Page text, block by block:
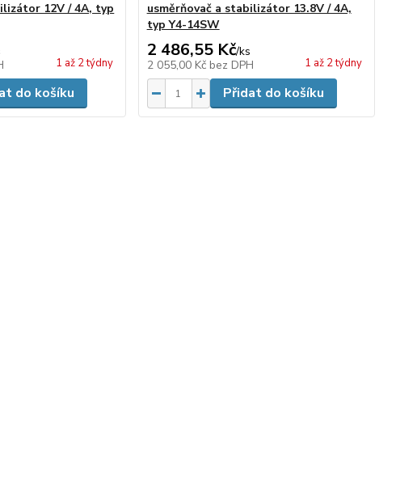
12V / 4A, typ
1 až 2 týdny
do košíku
usměrňovač a stabilizátor 13.8V / 4A,
typ Y4-14SW
2 486,55 Kč/ks
2 055,00 Kč bez DPH 1 až 2 týdny
Přidat do košíku